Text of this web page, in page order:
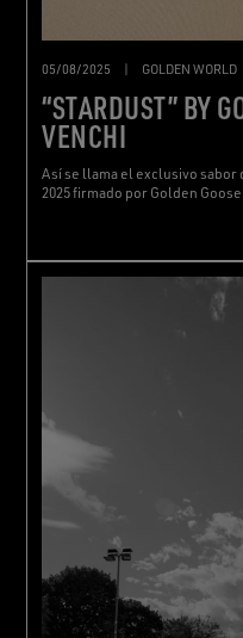
05/08/2025 | GOLDEN WORLD
“STARDUST” BY
VENCHI
Así se llama el exclusivo sabor
2025 firmado por Golden Goose